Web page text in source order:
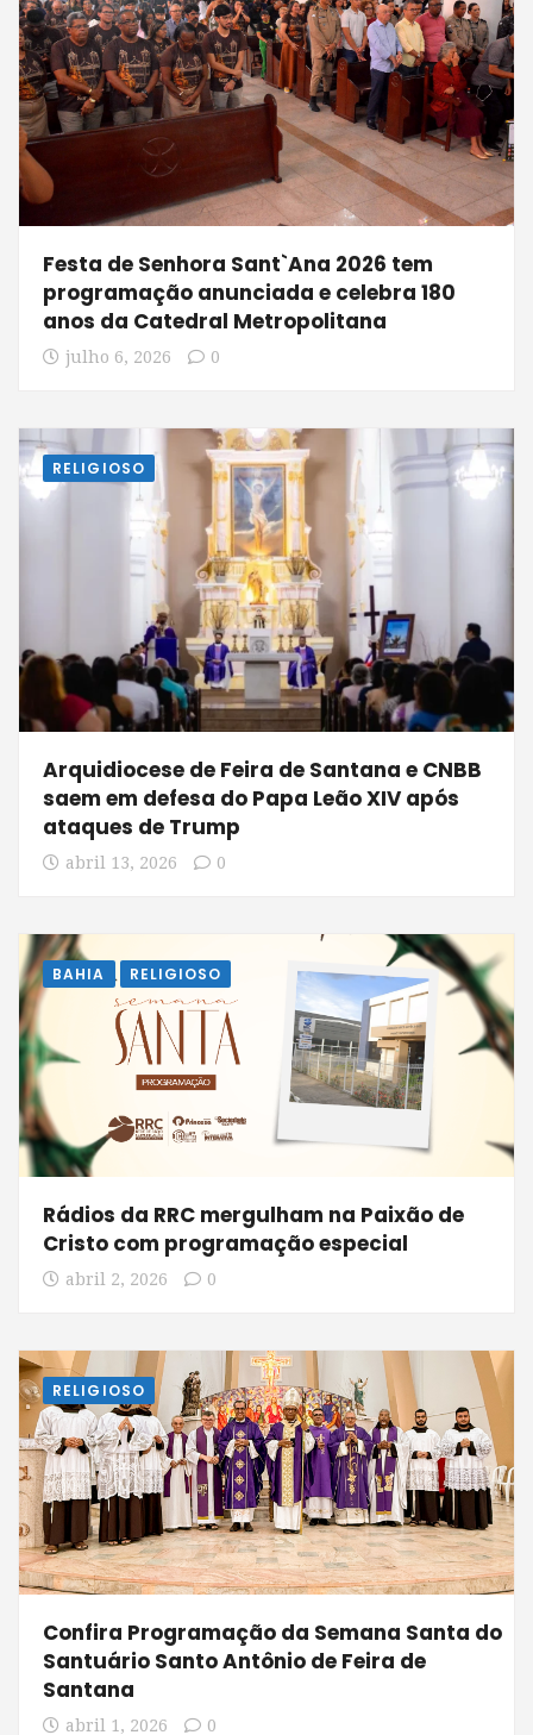
Festa de Senhora Sant`Ana 2026 tem
programação anunciada e celebra 180
anos da Catedral Metropolitana
julho 6, 2026 0
RELIGIOSO
Arquidiocese de Feira de Santana e CNBB
saem em defesa do Papa Leão XIV após
ataques de Trump
abril 13, 2026 0
BAHIA RELIGIOSO
Rádios da RRC mergulham na Paixão de
Cristo com programação especial
abril 2, 2026 0
RELIGIOSO
Confira Programação da Semana Santa do
Santuário Santo Antônio de Feira de
Santana
abril 1, 2026 0